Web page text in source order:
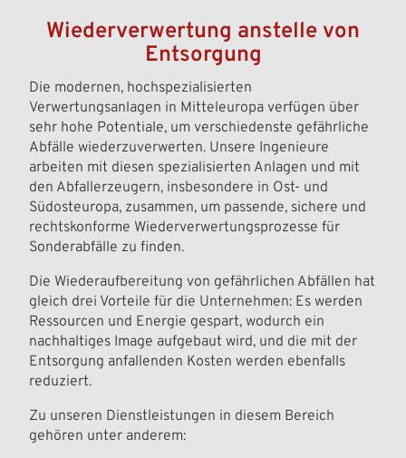
Wiederverwertung anstelle von
Entsorgung
Die modernen, hochspezialisierten
Verwertungsanlagen in Mitteleuropa verfügen über
sehr hohe Potentiale, um verschiedenste gefährliche
Abfälle wiederzuverwerten. Unsere Ingenieure
arbeiten mit diesen spezialisierten Anlagen und mit
den Abfallerzeugern, insbesondere in Ost- und
Südosteuropa, zusammen, um passende, sichere und
rechtskonforme Wiederverwertungsprozesse für
Sonderabfälle zu finden.
Die Wiederaufbereitung von gefährlichen Abfällen hat
gleich drei Vorteile für die Unternehmen: Es werden
Ressourcen und Energie gespart, wodurch ein
nachhaltiges Image aufgebaut wird, und die mit der
Entsorgung anfallenden Kosten werden ebenfalls
reduziert.
Zu unseren Dienstleistungen in diesem Bereich
gehören unter anderem: